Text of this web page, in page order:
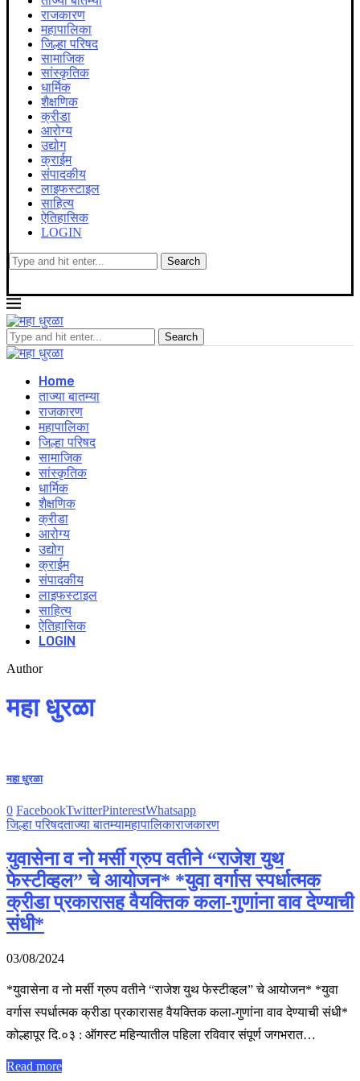
राजकारण
महापालिका
जिल्हा परिषद
सामाजिक
सांस्कृतिक
धार्मिक
शैक्षणिक
क्रीडा
आरोग्य
उद्योग
क्राईम
संपादकीय
लाइफस्टाइल
साहित्य
ऐतिहासिक
LOGIN
Home
ताज्या बातम्या
राजकारण
महापालिका
जिल्हा परिषद
सामाजिक
सांस्कृतिक
धार्मिक
शैक्षणिक
क्रीडा
आरोग्य
उद्योग
क्राईम
संपादकीय
लाइफस्टाइल
साहित्य
ऐतिहासिक
LOGIN
Author
महा धुरळा
महा धुरळा
0 FacebookTwitterPinterestWhatsapp
जिल्हा परिषदताज्या बातम्यामहापालिकाराजकारण
युवासेना व नो मर्सी ग्रुप वतीने “राजेश युथ
फेस्टीव्हल” चे आयोजन* *युवा वर्गास स्पर्धात्मक
क्रीडा प्रकारासह वैयक्तिक कला-गुणांना वाव देण्याची
संधी*
03/08/2024
*युवासेना व नो मर्सी ग्रुप वतीने “राजेश युथ फेस्टीव्हल” चे आयोजन* *युवा
वर्गास स्पर्धात्मक क्रीडा प्रकारासह वैयक्तिक कला-गुणांना वाव देण्याची संधी*
कोल्हापूर दि.०३ : ऑगस्ट महिन्यातील पहिला रविवार संपूर्ण जगभरात…
Read more